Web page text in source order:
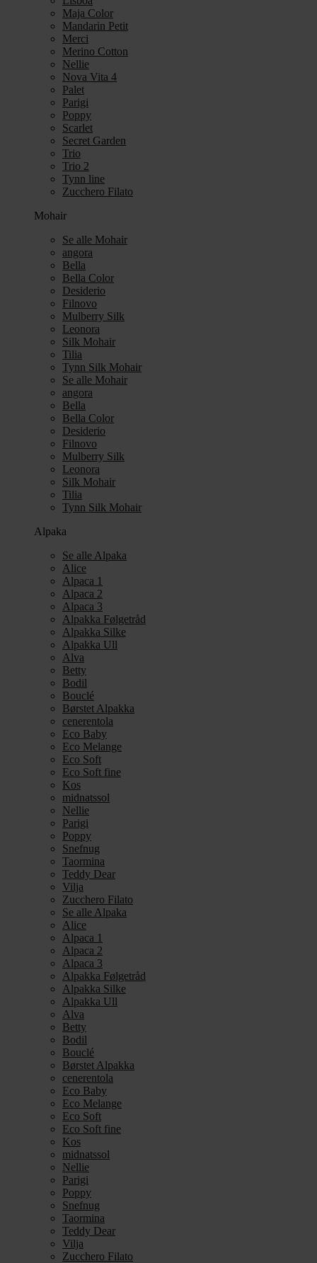
Maja Color
Mandarin Petit
Merci
Merino Cotton
Nellie
Nova Vita 4
Palet
Parigi
Poppy
Scarlet
Secret Garden
Trio
Trio 2
Tynn line
Zucchero Filato
Mohair
Se alle Mohair
angora
Bella
Bella Color
Desiderio
Filnovo
Mulberry Silk
Leonora
Silk Mohair
Tilia
Tynn Silk Mohair
Se alle Mohair
angora
Bella
Bella Color
Desiderio
Filnovo
Mulberry Silk
Leonora
Silk Mohair
Tilia
Tynn Silk Mohair
Alpaka
Se alle Alpaka
Alice
Alpaca 1
Alpaca 2
Alpaca 3
Alpakka Følgetråd
Alpakka Silke
Alpakka Ull
Alva
Betty
Bodil
Bouclé
Børstet Alpakka
cenerentola
Eco Baby
Eco Melange
Eco Soft
Eco Soft fine
Kos
midnatssol
Nellie
Parigi
Poppy
Snefnug
Taormina
Teddy Dear
Vilja
Zucchero Filato
Se alle Alpaka
Alice
Alpaca 1
Alpaca 2
Alpaca 3
Alpakka Følgetråd
Alpakka Silke
Alpakka Ull
Alva
Betty
Bodil
Bouclé
Børstet Alpakka
cenerentola
Eco Baby
Eco Melange
Eco Soft
Eco Soft fine
Kos
midnatssol
Nellie
Parigi
Poppy
Snefnug
Taormina
Teddy Dear
Vilja
Zucchero Filato